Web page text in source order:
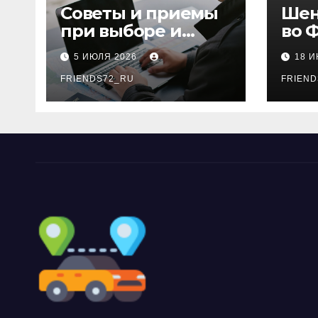
Советы и приемы
при выборе и
бронировании
авиабилетов
5 ИЮЛЯ 2026
FRIENDS72_RU
во
18